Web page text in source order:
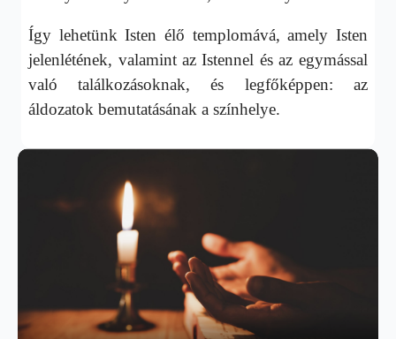
Így lehetünk Isten élő templomává, amely Isten
jelenlétének, valamint az Istennel és az egymással
való találkozásoknak, és legfőképpen: az
áldozatok bemutatásának a színhelye.